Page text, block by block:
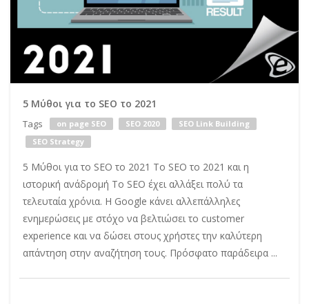
5 Μύθοι για το SEO το 2021
Tags on page SEO SEO 2020
SEO Link Building
SEO Strategy
5 Μύθοι για το SEO το 2021 Το SEO το 2021 και η
ιστορική ανάδρομή Το SEO έχει αλλάξει πολύ τα
τελευταία χρόνια. Η Google κάνει αλλεπάλληλες
ενημερώσεις με στόχο να βελτιώσει το customer
experience και να δώσει στους χρήστες την καλύτερη
απάντηση στην αναζήτηση τους. Πρόσφατο παράδειρα ...